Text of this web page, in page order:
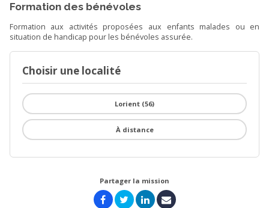
Formation des bénévoles
Formation aux activités proposées aux enfants malades ou en
situation de handicap pour les bénévoles assurée.
Choisir une localité
Lorient (56)
À distance
Partager la mission